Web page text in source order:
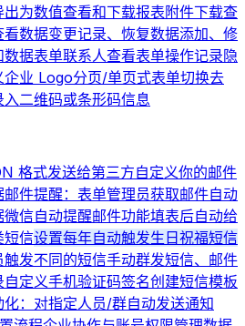
为数值查看和下载报表附件下载查
看数据变更记录、恢复数据添加、修
数据表单联系人查看表单操作记录隐
企业 Logo分页/单页式表单切换去
二维码或条形码信息
格式发送给第三方自定义你的邮件
邮件提醒：表单管理员获取邮件自动
微信自动提醒邮件功能填表后自动给
短信设置每年自动触发生日祝福短信
发不同的短信手动群发短信、邮件
自定义手机验证码签名创建短信模板
化：对指定人员/群自动发送通知